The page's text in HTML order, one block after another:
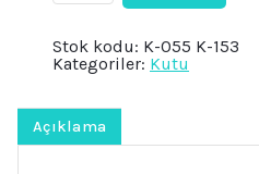
Kabarmalı
Silikon
Kalıp
055
K-
153,
Stok kodu: K-055 K-153
Kategoriler: Kutu
Açıklama